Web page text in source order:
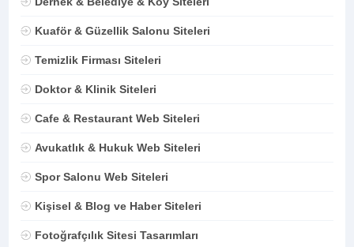
Kuaför & Güzellik Salonu Siteleri
Temizlik Firması Siteleri
Doktor & Klinik Siteleri
Cafe & Restaurant Web Siteleri
Avukatlık & Hukuk Web Siteleri
Spor Salonu Web Siteleri
Kişisel & Blog ve Haber Siteleri
Fotoğrafçılık Sitesi Tasarımları